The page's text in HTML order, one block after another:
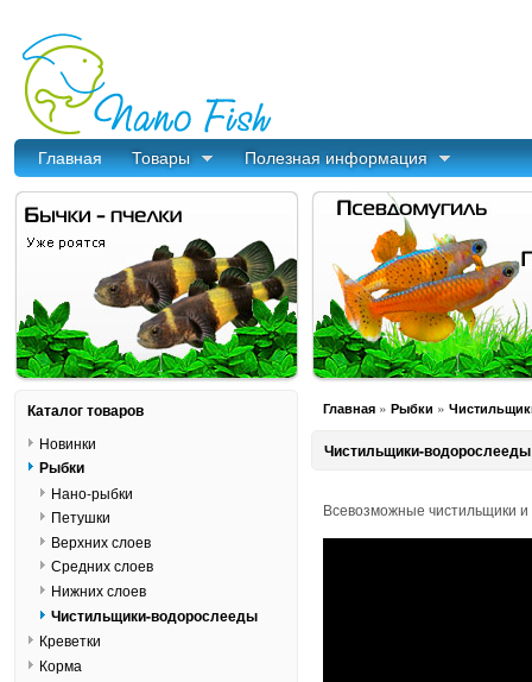
Главная Товары Полезная информация
Главная » Рыбки »
Чистильщики-водорослееды
Всевозможные чистильщики
Каталог товаров
Новинки
Рыбки
Нано-рыбки
Петушки
Верхних слоев
Средних слоев
Нижних слоев
Чистильщики-водорослееды
Креветки
Корма